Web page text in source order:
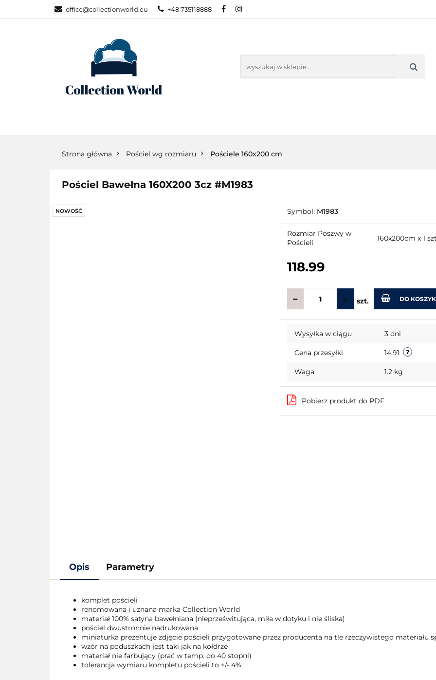
office@collectionworld.eu +48 735118888
KATEGORIE NOWOŚCI
Strona główna Pościel wg rozmiaru Pościele 160x200 cm
Pościel Bawełna 160X200 3cz #M1983
NOWOŚĆ Symbol: M1983
Rozmiar Poszwy w
Pościeli
160x200cm x 1 szt
118.99
szt. DO
Wysyłka w ciągu 3 dni
Cena przesyłki 14.91
Waga 1.2 kg
Pobierz produkt do PDF
Opis Parametry
komplet pościeli
renomowana i uznana marka Collection World
materiał 100% satyna bawełniana (nieprześwitująca, miła w dotyku i nie śliska)
pościel dwustronnie nadrukowana
miniaturka prezentuje zdjęcie pościeli przygotowane przez producenta na tle rzeczywistego materiału
wzór na poduszkach jest taki jak na kołdrze
materiał nie farbujący (prać w temp. do 40 stopni)
tolerancja wymiaru kompletu pościeli to +/- 4%